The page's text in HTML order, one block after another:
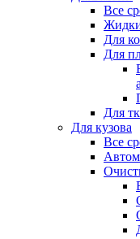
Все
Для
Для
Для
Для кузова
Все